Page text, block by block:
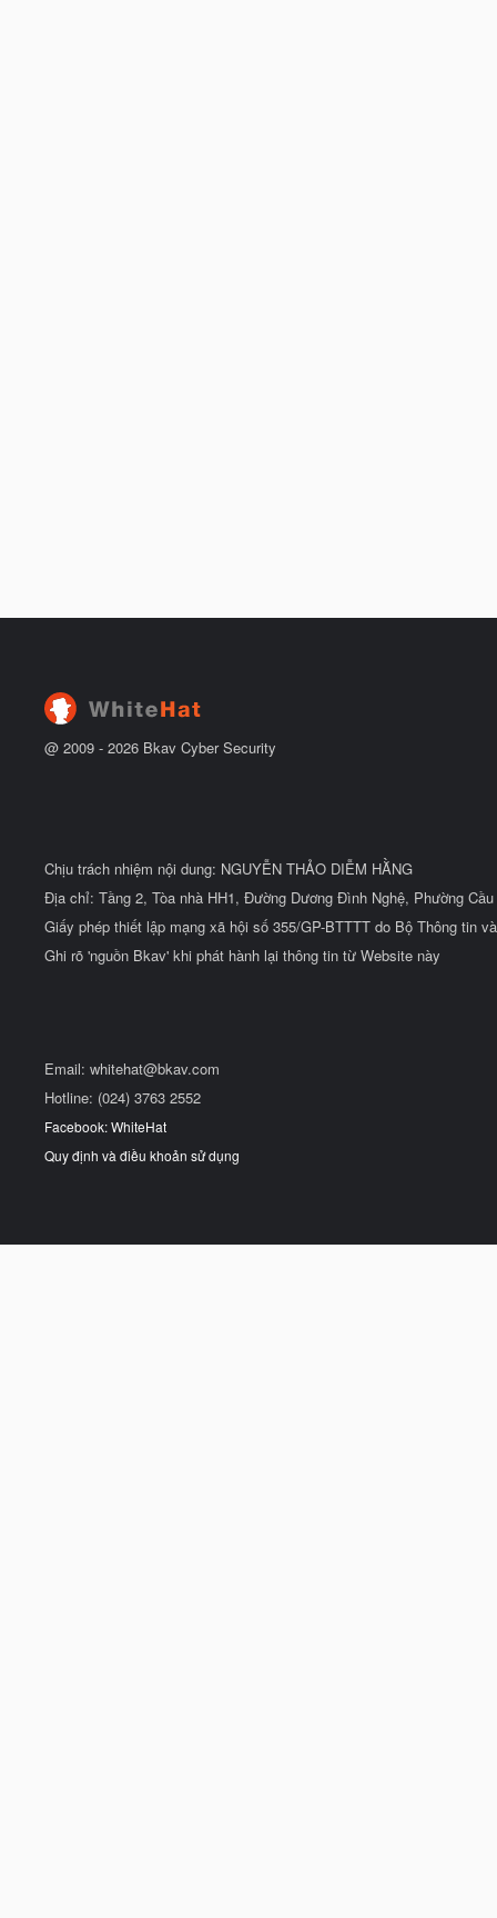
@ 2009 - 2026 Bkav Cyber Security
Chịu trách nhiệm nội dung: NGUYỄN THẢO DIỄM HẰNG
Địa chỉ: Tầng 2, Tòa nhà HH1, Đường Dương Đình Nghệ, Phường
Giấy phép thiết lập mạng xã hội số 355/GP-BTTTT do Bộ Thông tin
Ghi rõ 'nguồn Bkav' khi phát hành lại thông tin từ Website này
Email: whitehat@bkav.com
Hotline: (024) 3763 2552
Facebook: WhiteHat
Quy định và điều khoản sử dụng